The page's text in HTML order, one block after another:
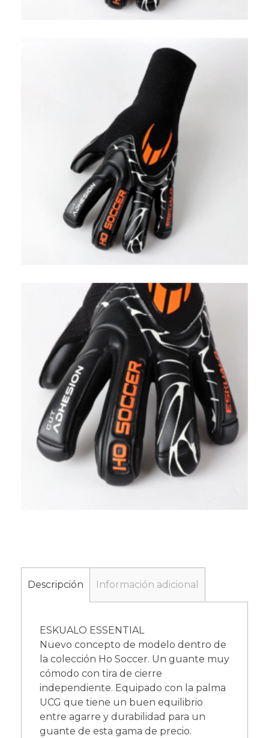
Descripción Información adicional
ESKUALO ESSENTIAL
Nuevo concepto de modelo dentro de
la colección Ho Soccer. Un guante muy
cómodo con tira de cierre
independiente. Equipado con la palma
UCG que tiene un buen equilibrio
entre agarre y durabilidad para un
guante de esta gama de precio.